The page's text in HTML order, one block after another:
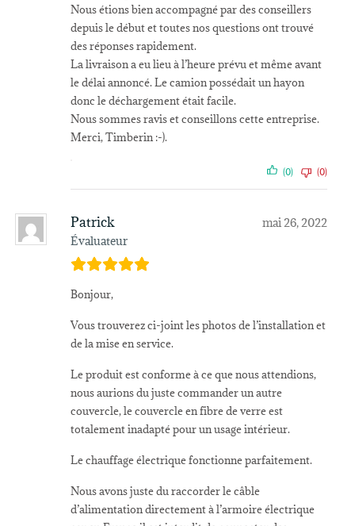
Nous étions bien accompagné par des conseillers
depuis le début et toutes nos questions ont trouvé
des réponses rapidement.
La livraison a eu lieu à l’heure prévu et même avant
le délai annoncé. Le camion possédait un hayon
donc le déchargement était facile.
Nous sommes ravis et conseillons cette entreprise.
Merci, Timberin :-).
(0) (0)
Patrick
Évaluateur
mai 26, 2022
Bonjour,
Vous trouverez ci-joint les photos de l’installation et
de la mise en service.
Le produit est conforme à ce que nous attendions,
nous aurions du juste commander un autre
couvercle, le couvercle en fibre de verre est
totalement inadapté pour un usage intérieur.
Le chauffage électrique fonctionne parfaitement.
Nous avons juste du raccorder le câble
d’alimentation directement à l’armoire électrique